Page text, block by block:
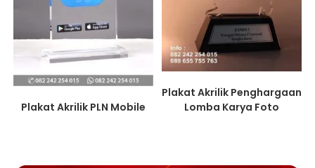
Plakat Akrilik PLN Mobile
Plakat Akrilik Penghargaan
Lomba Karya Foto